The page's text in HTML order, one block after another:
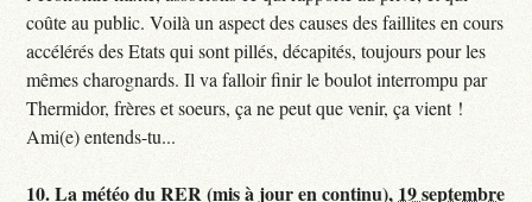
coûte au public. Voilà un aspect des causes des faillites en cours
accélérés des Etats qui sont pillés, décapités, toujours pour les
mêmes charognards. Il va falloir finir le boulot interrompu par
Thermidor, frères et soeurs, ça ne peut que venir, ça vient !
Ami(e) entends-tu...
10.La météo du RER (mis à jour en continu), 19 septembre